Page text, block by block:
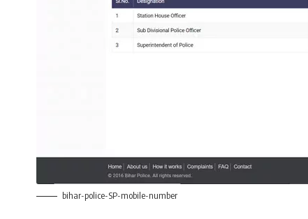
bihar-police-SP-mobile-number